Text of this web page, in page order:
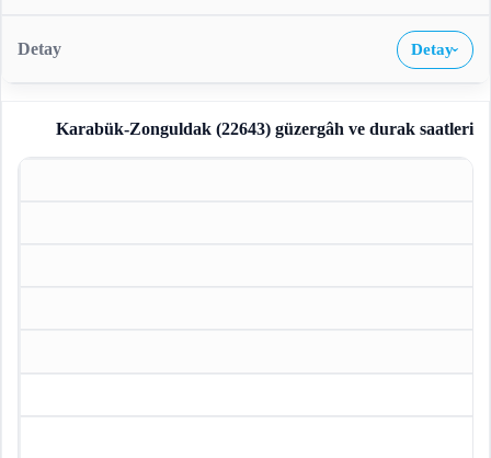
Detay›
Karabük-Zonguldak (22643)güzergâh ve durak saatleri